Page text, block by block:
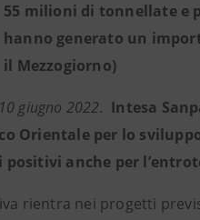
55 milioni di tonnellate e
hanno generato un
il Mezzogiorno)
giugno 2022. Intesa
Orientale per lo
anche per
rientra nei progetti